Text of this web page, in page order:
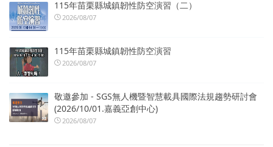
115年苗栗縣城鎮韌性防空演習（二）
2026/08/07
115年苗栗縣城鎮韌性防空演習
2026/08/07
敬邀參加 - SGS無人機暨智慧載具國際法規趨勢研討會
(2026/10/01.嘉義亞創中心)
2026/08/07